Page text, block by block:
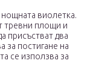
виолетка.
тревни площи и
присъстват два
за постигане на
се използва за